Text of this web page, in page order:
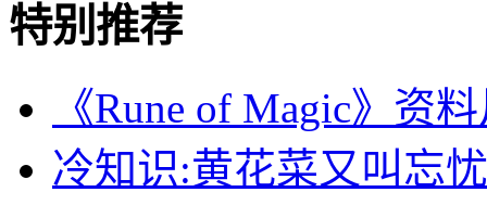
特别推荐
《Rune of Magic》资
冷知识:黄花菜又叫忘